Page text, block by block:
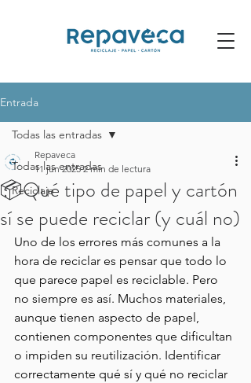
Entrada
Todas las entradas
Reciclaje
Todas las entradas
📦Qué tipo de papel y cartón
sí se puede reciclar (y cuál no)
Repaveca
11 jun 2025 2 min de lectura
Uno de los errores más comunes a la
hora de reciclar es pensar que todo lo
que parece papel es reciclable. Pero
no siempre es así. Muchos materiales,
aunque tienen aspecto de papel,
contienen componentes que dificultan
o impiden su reutilización. Identificar
correctamente qué sí y qué no reciclar